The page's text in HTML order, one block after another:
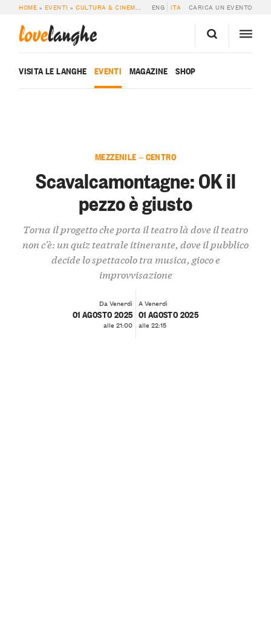
HOME » EVENTI »CULTURA & CINEMA » SCAVALCAMONTAGNE: OK IL PEZZO È
ENG ITA CARICA UN EVENTO
lovelanghe
VISITA LE LANGHE EVENTI MAGAZINE SHOP
MEZZENILE — CENTRO
Scavalcamontagne: OK il
pezzo è giusto
Torna il progetto che porta il teatro là dove il teatro
non c'è: un quiz teatrale itinerante, dove il pubblico
decide lo spettacolo tra musica, gioco e
improvvisazione
Da Venerdì
01 AGOSTO 2025
alle 21:00
A Venerdì
01 AGOSTO 2025
alle 22:15